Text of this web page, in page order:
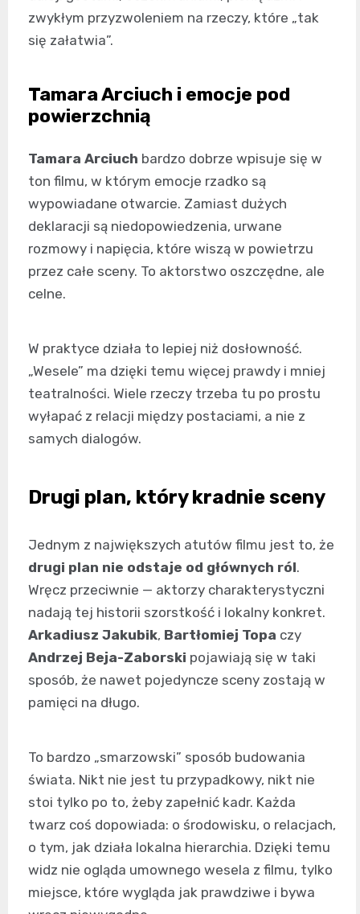
zwykłym przyzwoleniem na rzeczy, które „tak
się załatwia”.
Tamara Arciuch i emocje pod
powierzchnią
Tamara Arciuch bardzo dobrze wpisuje się w
ton filmu, w którym emocje rzadko są
wypowiadane otwarcie. Zamiast dużych
deklaracji są niedopowiedzenia, urwane
rozmowy i napięcia, które wiszą w powietrzu
przez całe sceny. To aktorstwo oszczędne, ale
celne.
W praktyce działa to lepiej niż dosłowność.
„Wesele” ma dzięki temu więcej prawdy i mniej
teatralności. Wiele rzeczy trzeba tu po prostu
wyłapać z relacji między postaciami, a nie z
samych dialogów.
Drugi plan, który kradnie sceny
Jednym z największych atutów filmu jest to, że
drugi plan nie odstaje od głównych ról.
Wręcz przeciwnie — aktorzy charakterystyczni
nadają tej historii szorstkość i lokalny konkret.
Arkadiusz Jakubik, Bartłomiej Topa czy
Andrzej Beja-Zaborski pojawiają się w taki
sposób, że nawet pojedyncze sceny zostają w
pamięci na długo.
To bardzo „smarzowski” sposób budowania
świata. Nikt nie jest tu przypadkowy, nikt nie
stoi tylko po to, żeby zapełnić kadr. Każda
twarz coś dopowiada: o środowisku, o relacjach,
o tym, jak działa lokalna hierarchia. Dzięki temu
widz nie ogląda umownego wesela z filmu, tylko
miejsce, które wygląda jak prawdziwe i bywa